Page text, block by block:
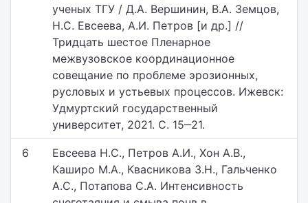
ученых ТГУ / Д.А. Вершинин, В.А. Земцов,
Н.С. Евсеева, А.И. Петров [и др.] //
Тридцать шестое Пленарное
межвузовское координационное
совещание по проблеме эрозионных,
русловых и устьевых процессов. Ижевск:
Удмуртский государственный
университет, 2021. С. 15‒21.
6
Евсеева Н.С., Петров А.И., Хон А.В.,
Каширо М.А., Квасникова З.Н., Гальченко
А.С., Потапова С.А. Интенсивность